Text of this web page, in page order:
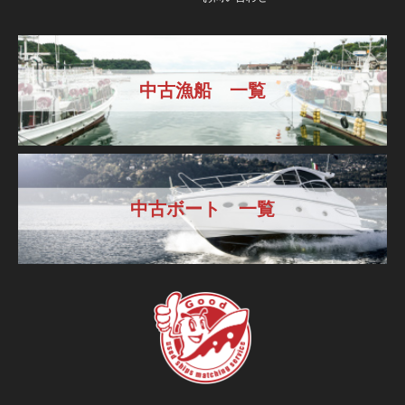
中古漁船 一覧
中古ボート 一覧